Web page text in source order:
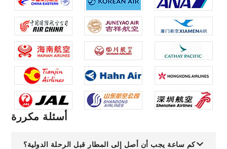
أسئلة مكررة
كم ساعة يجب أن أصل إلى المطار قبل الرحلة الدولية؟